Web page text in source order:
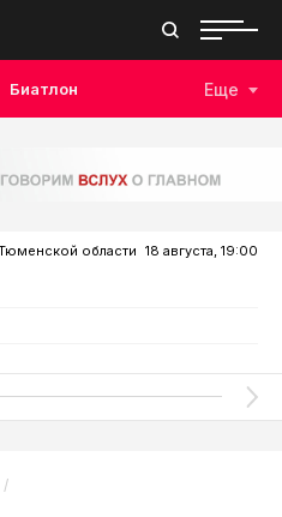
Биатлон Еще
области 18 августа, 19:00